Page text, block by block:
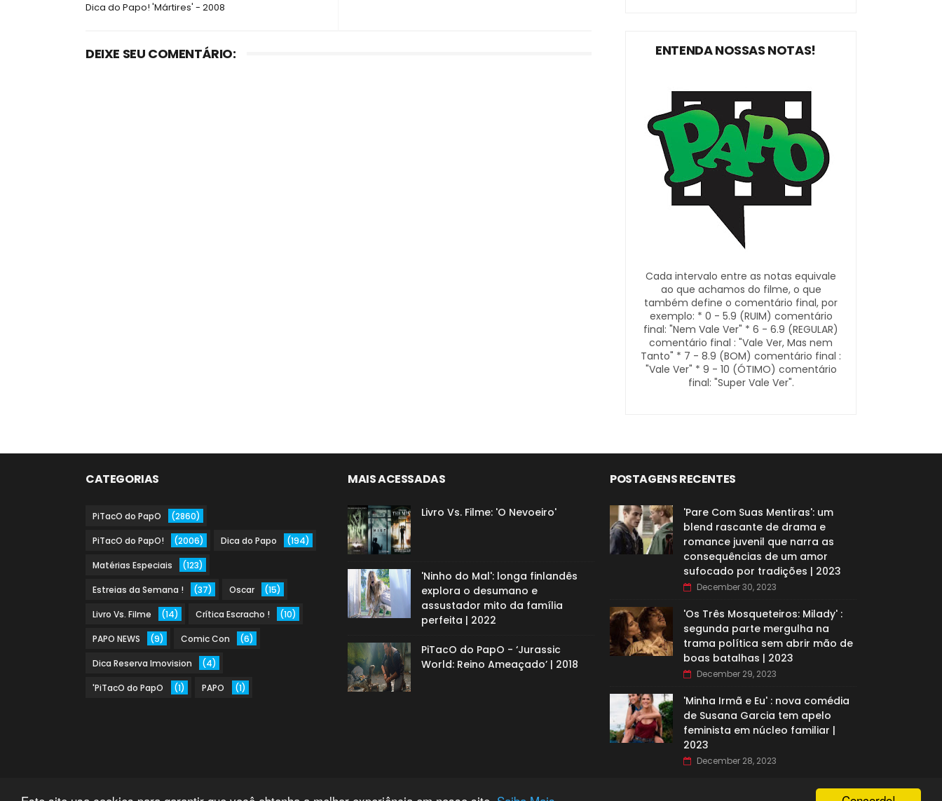
Dica do Papo! 'Mártires' - 2008
DEIXE SEU COMENTÁRIO: ENTENDA NOSSAS NOTAS!
Cada intervalo entre as notas equivale
ao que achamos do filme, o que
também define o comentário final, por
exemplo: * 0 - 5.9 (RUIM) comentário
final: "Nem Vale Ver" * 6 - 6.9 (REGULAR)
comentário final : "Vale Ver, Mas nem
Tanto" * 7 - 8.9 (BOM) comentário final :
"Vale Ver" * 9 - 10 (ÓTIMO) comentário
final: "Super Vale Ver".
CATEGORIAS
PiTacO do PapO (2860)
PiTacO do PapO! (2006) Dica do Papo (194)
Matérias Especiais (123)
Estreias da Semana ! (37) Oscar (15)
Livro Vs. Filme (14) Crítica Escracho ! (10)
PAPO NEWS (9) Comic Con (6)
Dica Reserva Imovision (4)
'PiTacO do PapO (1) PAPO (1)
MAIS ACESSADAS
Livro Vs. Filme: 'O Nevoeiro'
'Ninho do Mal': longa finlandês
explora o desumano e
assustador mito da família
perfeita | 2022
PiTacO do PapO - ‘Jurassic
World: Reino Ameaçado’ | 2018
POSTAGENS RECENTES
'Pare Com Suas Mentiras': um
blend rascante de drama e
romance juvenil que narra as
consequências de um amor
sufocado por tradições | 2023
December 30, 2023
'Os Três Mosqueteiros: Milady' :
segunda parte mergulha na
trama política sem abrir mão de
boas batalhas | 2023
December 29, 2023
'Minha Irmã e Eu' : nova comédia
de Susana Garcia tem apelo
feminista em núcleo familiar |
2023
December 28, 2023